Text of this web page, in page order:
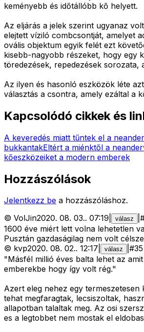
keményebb és időtállóbb kő helyett.
Az eljárás a jelek szerint ugyanaz
elejtett víziló combcsontját, amelyet
ovális objektum egyik felét ezt
kisebb-nagyobb részeket, hogy egy
töredezések, repedezések sorozata,
Az ilyen és hasonló eszközök léte
választás a csontra, amely ezáltal a
Kapcsolódó cikkek és
A keveredés miatt tűntek el a
bukkantakEltért a miénktől a
kőeszközeiket a modern emberek
Hozzászólások
Jelentkezz be a hozzászóláshoz.
© VolJin2020. 08. 03.. 07:19 válasz
1600 éve miért lett volna lehetetlen
Pusztán gazdaságilag nem volt
© kvp2020. 08. 02.. 12:17 válasz #35
"Másfél millió éves balta lehet az
emberekbe hogy így volt rég."
Azert eleg nehez egy
tehat megfaragtak, lecsiszoltak,
allapotban talaltak meg. Az osi
es a legtobbet nem mostak el